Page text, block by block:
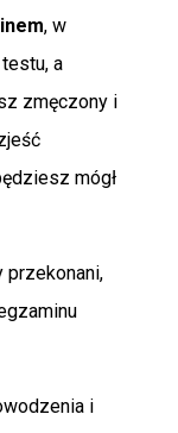
, w
a
zmęczony i
mógł
przekonani,
i